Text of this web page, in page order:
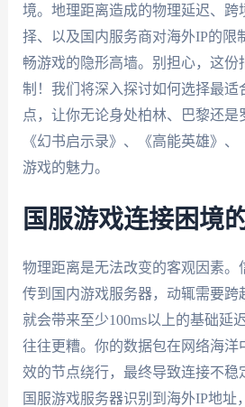
境。地理距离造成的物理延迟、跨
择、以及国内服务商对海外IP的限
畅游戏的隐形高墙。别担心，这份
制！我们将深入探讨如何选择最适
点，让你无论身处柏林、巴黎还是
《幻书启示录》、《高能英雄》
游戏的魅力。
国服游戏连接困境
物理距离是无法改变的客观因素。
传到国内游戏服务器，动辄需要跨
就会带来至少100ms以上的基础延
往往更糟。你的数据包在网络海洋
效的节点绕行，最终导致连接不稳
国服游戏服务器识别到海外IP地址